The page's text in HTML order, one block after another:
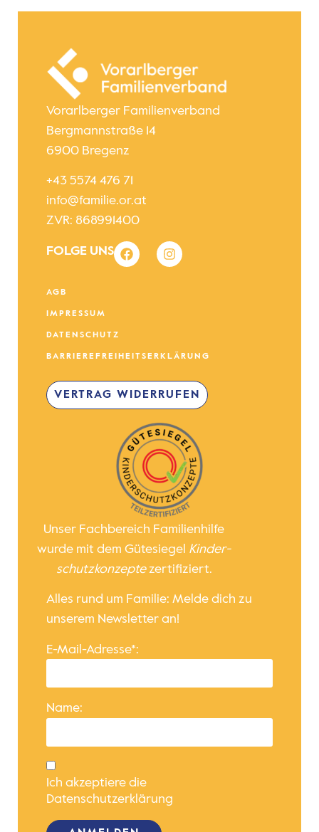
Vorarlberger Familienverband
Bergmannstraße 14
6900 Bregenz
+43 5574 476 71
info@familie.or.at
ZVR: 868991400
FOLGE UNS
AGB
IMPRESSUM
DATENSCHUTZ
BARRIEREFREIHEITSERKLÄRUNG
VERTRAG WIDERRUFEN
Unser Fachbereich Familienhilfe
wurde mit dem Gütesiegel Kinder­
schutz­konzeptezertifiziert.
Alles rund um Familie: Melde dich zu
unserem Newsletter an!
E-Mail-Adresse*:
Name:
Ich akzeptiere die
Datenschutzerklärung